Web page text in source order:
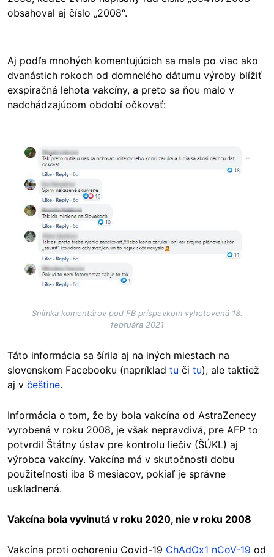
obsahoval aj číslo „2008“.
Aj podľa mnohých komentujúcich sa mala po viac ako
dvanástich rokoch od domnelého dátumu výroby blížiť
exspiračná lehota vakcíny, a preto sa ňou malo v
nadchádzajúcom období očkovať:
Image
Snímka komentárov pod FB príspevkom vyhotovená 18.
februára 2021
Táto informácia sa šírila aj na iných miestach na
slovenskom Facebooku (napríklad tu či tu), ale taktiež
aj v češtine.
Informácia o tom, že by bola vakcína od AstraZenecy
vyrobená v roku 2008, je však nepravdivá, pre AFP to
potvrdil Štátny ústav pre kontrolu liečiv (ŠÚKL) aj
výrobca vakcíny. Vakcína má v skutočnosti dobu
použiteľnosti iba 6 mesiacov, pokiaľ je správne
uskladnená.
Vakcína bola vyvinutá v roku 2020, nie v roku 2008
Vakcína proti ochoreniu Covid-19 ChAdOx1 nCoV-19 od